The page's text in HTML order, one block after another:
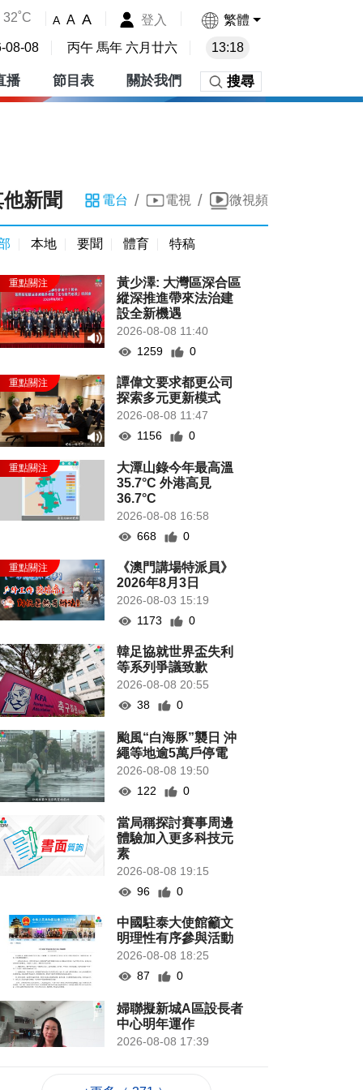
32˚C A A A 登入 繁體
08-08 丙午 馬年 六月廿六 13:18
播 節目表 關於我們 搜尋
新聞 電台 / 電視 / 微視頻
本地 要聞 體育 特稿
黃少澤: 大灣區深合區
縱深推進帶來法治建
設全新機遇
2026-08-08 11:40
1259
0
譚偉文要求都更公司
探索多元更新模式
2026-08-08 11:47
1156
0
大潭山錄今年最高溫
35.7°C 外港高見
36.7°C
2026-08-08 16:58
668
0
《澳門講場特派員》
2026年8月3日
2026-08-03 15:19
1173
0
韓足協就世界盃失利
等系列爭議致歉
2026-08-08 20:55
38
0
颱風“白海豚”襲日 沖
繩等地逾5萬戶停電
2026-08-08 19:50
122
0
當局稱探討賽事周邊
體驗加入更多科技元
素
2026-08-08 19:15
96
0
中國駐泰大使館籲文
明理性有序參與活動
2026-08-08 18:25
87
0
婦聯擬新城A區設長者
中心明年運作
2026-08-08 17:39